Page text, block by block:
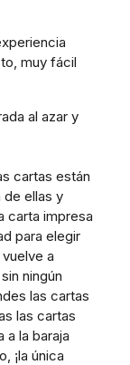
muy fácil
al azar y
cartas están
de ellas y
carta impresa
para elegir
a
ningún
las cartas
las cartas
a la baraja
¡la única